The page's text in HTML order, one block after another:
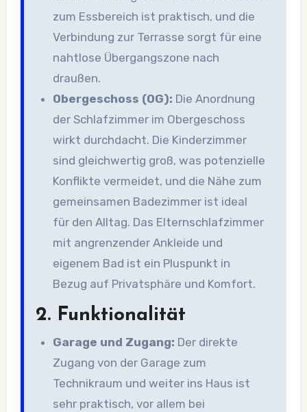
zum Essbereich ist praktisch, und die
Verbindung zur Terrasse sorgt für eine
nahtlose Übergangszone nach
draußen.
Obergeschoss (OG): Die Anordnung
der Schlafzimmer im Obergeschoss
wirkt durchdacht. Die Kinderzimmer
sind gleichwertig groß, was potenzielle
Konflikte vermeidet, und die Nähe zum
gemeinsamen Badezimmer ist ideal
für den Alltag. Das Elternschlafzimmer
mit angrenzender Ankleide und
eigenem Bad ist ein Pluspunkt in
Bezug auf Privatsphäre und Komfort.
2. Funktionalität
Garage und Zugang: Der direkte
Zugang von der Garage zum
Technikraum und weiter ins Haus ist
sehr praktisch, vor allem bei